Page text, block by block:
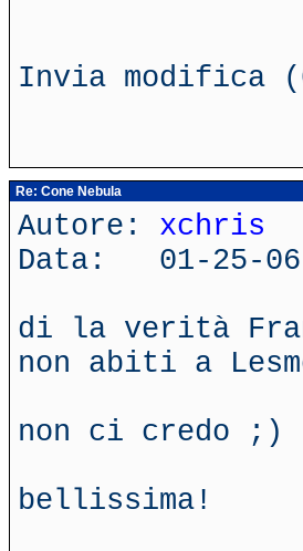
Invia modifica
Re: Cone Nebula
Autore: xchris
Data: 01-25-06
di la verità
non abiti a
non ci credo ;)
bellissima!